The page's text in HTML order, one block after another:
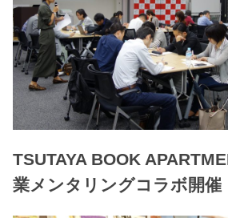
TSUTAYA BOOK
業メンタリングコラボ開催